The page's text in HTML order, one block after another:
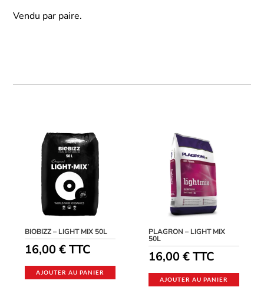
Vendu par paire.
BIOBIZZ – LIGHT MIX 50L
16,00€ TTC
AJOUTER AU PANIER
PLAGRON – LIGHT MIX
50L
16,00€TTC
AJOUTER AU PANIER